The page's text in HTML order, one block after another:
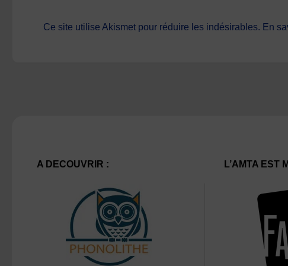
Ce site utilise Akismet pour réduire les indésirables. En
A DECOUVRIR : L’AMTA EST